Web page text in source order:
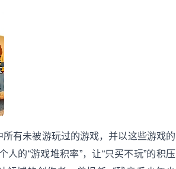
有未被游玩过的游戏，并以这些游戏的
的“游戏堆积率”，让“只买不玩”的积压